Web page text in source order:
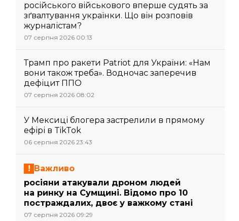
російського військового вперше судять за
зґвалтування українки. Що він розповів
журналістам?
07 серпня 2026 00:13
Трамп про ракети Patriot для України: «Нам
вони також треба». Водночас заперечив
дефіцит ППО
07 серпня 2026 08:02
У Мексиці блогера застрелили в прямому
ефірі в TikTok
06 серпня 2026 23:43
Важливо
росіяни атакували дроном людей
на ринку на Сумщині. Відомо про 10
постраждалих, двоє у важкому стані
07 серпня 2026 09:29